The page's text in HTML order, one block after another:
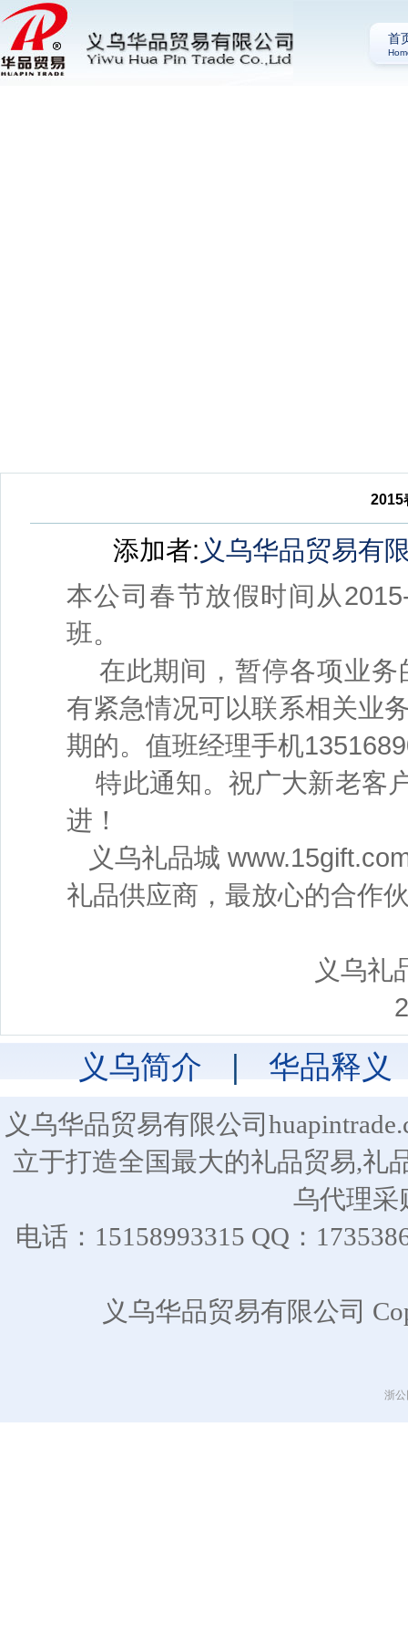
首
2015
添加者: 义乌华品贸易有
本公司春节放假时间从
班。
在此期间，暂停各项业务
有紧急情况可以联系相关业
期的。值班经理手机
特此通知。祝广大新老客
进！
义乌礼品城
礼品供应商，最放心的合作
义乌礼品城（
2015-
义乌简介 | 华品释义
义乌华品贸易有限公司
立于打造全国最大的礼品贸易,礼
乌代理采
电话：15158993315 QQ：
义乌华品贸易有限公司
浙公